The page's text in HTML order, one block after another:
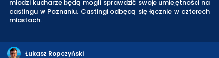
młodzi kucharze będą mogli sprawdzić swoje umiejętności na
castingu w Poznaniu. Castingi odbędą się łącznie w czterech
miastach.
Łukasz Ropczyński